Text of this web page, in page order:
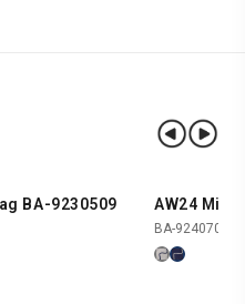
BA-9230509 AW24 Mini
BA-9240707